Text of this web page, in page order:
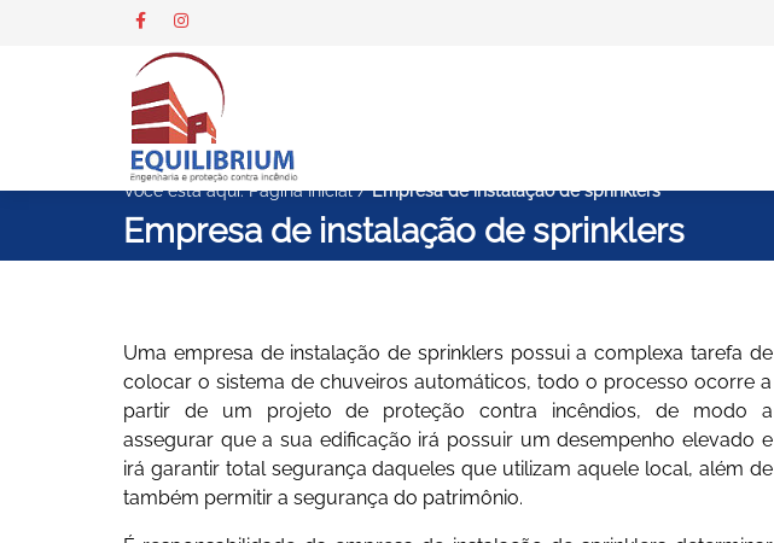
Você está aqui:Página Inicial/Empresa de instalação de sprinklers
Empresa de instalação de sprinklers
Uma empresa de instalação de sprinklers possui a complexa tarefa de
colocar o sistema de chuveiros automáticos, todo o processo ocorre a
partir de um projeto de proteção contra incêndios, de modo a
assegurar que a sua edificação irá possuir um desempenho elevado e
irá garantir total segurança daqueles que utilizam aquele local, além de
também permitir a segurança do patrimônio.